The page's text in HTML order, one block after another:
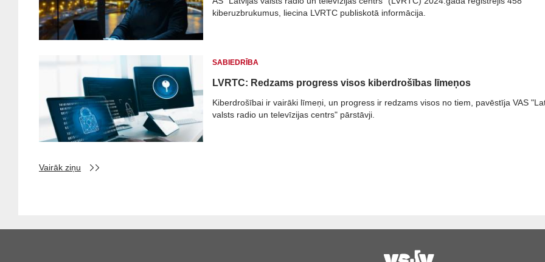
kiberuzbrukumus, liecina LVRTC publiskotā informācija.
SABIEDRĪBA
LVRTC: Redzams progress visos kiberdrošības līmeņos
Kiberdrošībai ir vairāki līmeņi, un progress ir redzams visos no tiem, pavēstīja VAS
valsts radio un televīzijas centrs" pārstāvji.
Vairāk ziņu